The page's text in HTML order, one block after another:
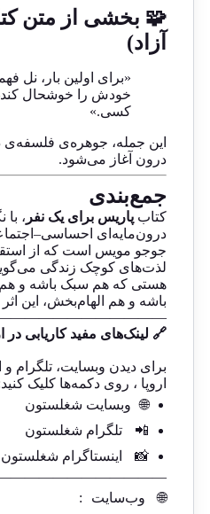
🧩 بخشی از متن
آزاد)
«برای اولین بار، نل
خودش را خوشحال
کسی.»
این جمله، جوهره‌ی فلسفه‌ی
درون آغاز می‌شود.
جمع‌بندی
کتاب پاریس برای یک نفر ، با
درون‌مایه‌ای
جوجو مویس است که از
لذت‌های کوچک زندگی
هستی که هم سبک باشه و هم
باشه و هم الهام‌بخش، این
🔗 لینک‌های مفید کاریابی در
برای دیدن وبسایت، تلگرام و
اروپا ، روی دکمه‌ها کلیک
🌐
وبسایت شغلستون
📲
تلگرام شغلستون
📸
اینستاگرام شغلستون
🌐
وب‌سایت
: